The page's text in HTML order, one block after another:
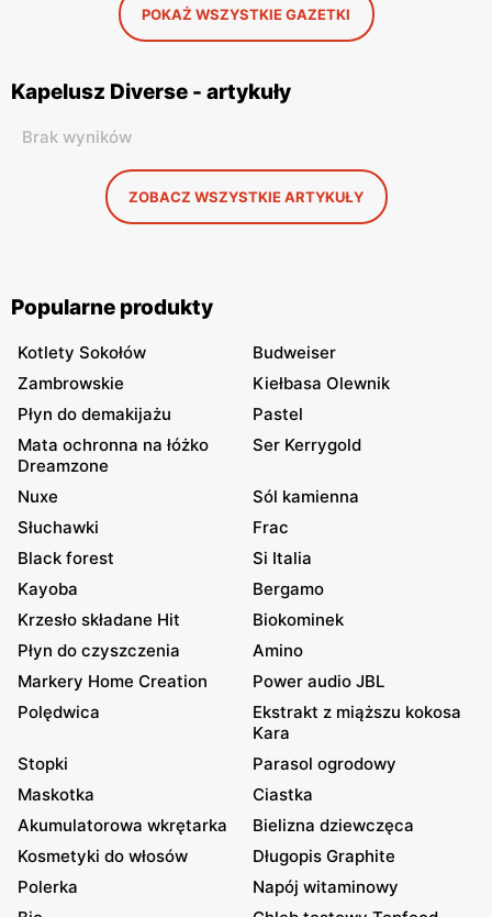
POKAŻ WSZYSTKIE GAZETKI
Kapelusz Diverse - artykuły
Brak wyników
ZOBACZ WSZYSTKIE ARTYKUŁY
Popularne produkty
Kotlety Sokołów
Budweiser
Zambrowskie
Kiełbasa Olewnik
Płyn do demakijażu
Pastel
Mata ochronna na łóżko
Dreamzone
Ser Kerrygold
Nuxe
Sól kamienna
Słuchawki
Frac
Black forest
Si Italia
Kayoba
Bergamo
Krzesło składane Hit
Biokominek
Płyn do czyszczenia
Amino
Markery Home Creation
Power audio JBL
Polędwica
Ekstrakt z miąższu kokosa
Kara
Stopki
Parasol ogrodowy
Maskotka
Ciastka
Akumulatorowa wkrętarka
Bielizna dziewczęca
Kosmetyki do włosów
Długopis Graphite
Polerka
Napój witaminowy